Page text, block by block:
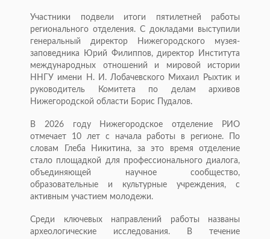
Участники подвели итоги пятилетней работы
регионального отделения. С докладами выступили
генеральный директор Нижегородского музея-
заповедника Юрий Филиппов, директор Института
международных отношений и мировой истории
ННГУ имени Н. И. Лобачевского Михаил Рыхтик и
руководитель Комитета по делам архивов
Нижегородской области Борис Пудалов.
В 2026 году Нижегородское отделение РИО
отмечает 10 лет с начала работы в регионе. По
словам Глеба Никитина, за это время отделение
стало площадкой для профессионального диалога,
объединяющей научное сообщество,
образовательные и культурные учреждения, с
активным участием молодежи.
Среди ключевых направлений работы названы
археологические исследования. В течение